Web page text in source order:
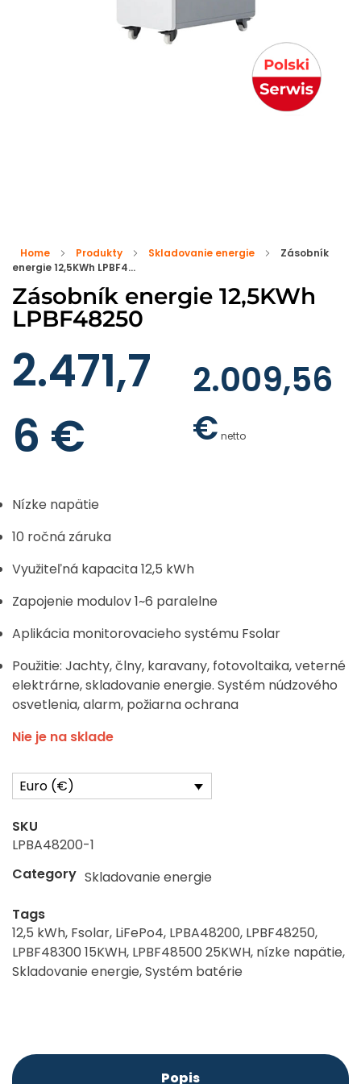
Home Produkty Skladovanie energie
Zásobník
energie 12,5KWh LPBF4...
Zásobník energie 12,5KWh
LPBF48250
2.471,7
6 €
2.009,56
€ netto
Nízke napätie
10 ročná záruka
Využiteľná kapacita 12,5 kWh
Zapojenie modulov 1~6 paralelne
Aplikácia monitorovacieho systému Fsolar
Použitie: Jachty, člny, karavany, fotovoltaika, veterné
elektrárne, skladovanie energie. Systém núdzového
osvetlenia, alarm, požiarna ochrana
Nie je na sklade
Euro (€)
SKU
LPBA48200-1
Category Skladovanie energie
Tags
12,5 kWh, Fsolar, LiFePo4, LPBA48200, LPBF48250,
LPBF48300 15KWH, LPBF48500 25KWH, nízke napätie,
Skladovanie energie,Systém batérie
Popis